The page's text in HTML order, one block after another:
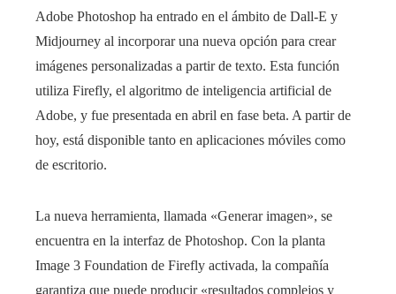
Adobe Photoshop ha entrado en el ámbito de Dall-E y
Midjourney al incorporar una nueva opción para crear
imágenes personalizadas a partir de texto. Esta función
utiliza Firefly, el algoritmo de inteligencia artificial de
Adobe, y fue presentada en abril en fase beta. A partir de
hoy, está disponible tanto en aplicaciones móviles como
de escritorio.
La nueva herramienta, llamada «Generar imagen», se
encuentra en la interfaz de Photoshop. Con la planta
Image 3 Foundation de Firefly activada, la compañía
garantiza que puede producir «resultados complejos y